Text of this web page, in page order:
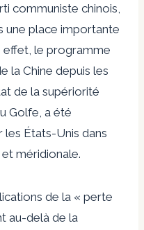
communiste chinois,
une place importante
effet, le programme
la Chine depuis les
de la supériorité
Golfe, a été
les États-Unis dans
méridionale.
de la « perte
au-delà de la